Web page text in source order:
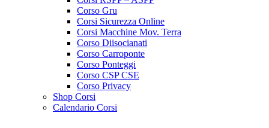
Corso Gru
Corsi Sicurezza Online
Corsi Macchine Mov. Terra
Corso Diisocianati
Corso Carroponte
Corso Ponteggi
Corso CSP CSE
Corso Privacy
Shop Corsi
Calendario Corsi